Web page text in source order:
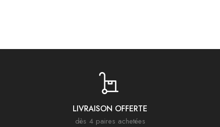
LIVRAISON OFFERTE
dès 4 paires achetées